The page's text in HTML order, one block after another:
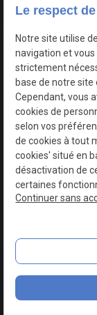
SIRET :
Plan du
place
Plan
Le respect
Notre site utilise
navigation et
strictement
base de notre
Cependant, vous
cookies de
selon vos
de cookies à tout
cookies' situé en
désactivation de
certaines
Continuer sans